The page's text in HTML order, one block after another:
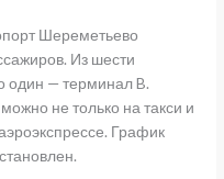
Шереметьево
Из шести
один — терминал B.
не только на такси и
График